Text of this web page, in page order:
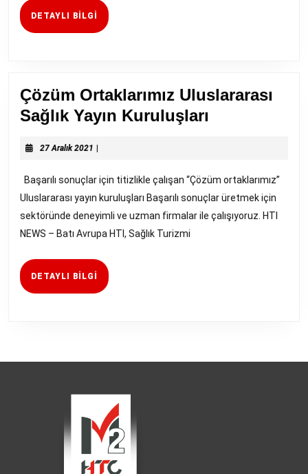
DETAYLI BILGI
DETAYLI
BILGI
Çözüm Ortaklarımız Uluslararası
Sağlık Yayın Kuruluşları
Sağlık
Yayın
Kuruluşları
27 Aralık 2021 27
Başarılı sonuçlar için titizlikle çalışan “Çözüm ortaklarımız”
Uluslararası yayın kuruluşları Başarılı sonuçlar üretmek için
sektöründe deneyimli ve uzman firmalar ile çalışıyoruz. HTI
NEWS – Batı Avrupa HTI, Sağlık Turizmi
DETAYLI BILGI
DETAYLI
BILGI